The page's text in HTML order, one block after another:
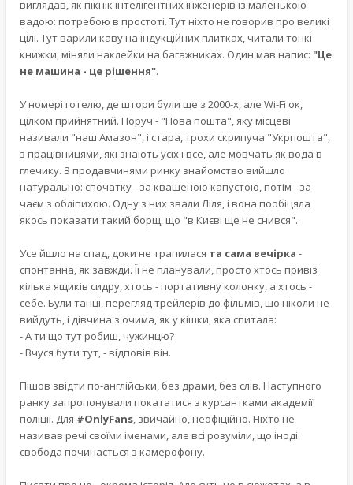
виглядав, як пікнік інтелігентних інженерів із маленькою
вадою: потребою в простоті. Тут ніхто не говорив про великі
цілі. Тут варили каву на індукційних плитках, читали тонкі
книжки, міняли наклейки на багажниках. Один мав напис: "Це
не машина - це рішення".
У номері готелю, де штори були ще з 2000-х, але Wi-Fi ок,
цілком прийнятний. Поруч - "Нова пошта", яку місцеві
називали "наш Амазон", і стара, трохи скрипуча "Укрпошта",
з працівницями, які знають усіх і все, але мовчать як вода в
глечику. З продавчинями ринку знайомство вийшло
натурально: спочатку - за квашеною капустою, потім - за
чаєм з обліпихою. Одну з них звали Ліля, і вона пообіцяла
якось показати такий борщ, що "в Києві ще не снився".
Усе йшло на спад, доки не трапилася та сама вечірка -
спонтанна, як завжди. Її не планували, просто хтось привіз
кілька ящиків сидру, хтось - портативну колонку, а хтось -
себе. Були танці, перегляд трейлерів до фільмів, що ніколи не
вийдуть, і дівчина з очима, як у кішки, яка спитала:
- А ти що тут робиш, чужинцю?
- Вчуся бути тут, - відповів він.
Пішов звідти по-англійськи, без драми, без слів. Наступного
ранку запропонували покататися з курсанткaми академії
поліції. Для #OnlyFans, звичайно, неофіційно. Ніхто не
називав речі своїми іменами, але всі розуміли, що іноді
свобода починається з камерофону.